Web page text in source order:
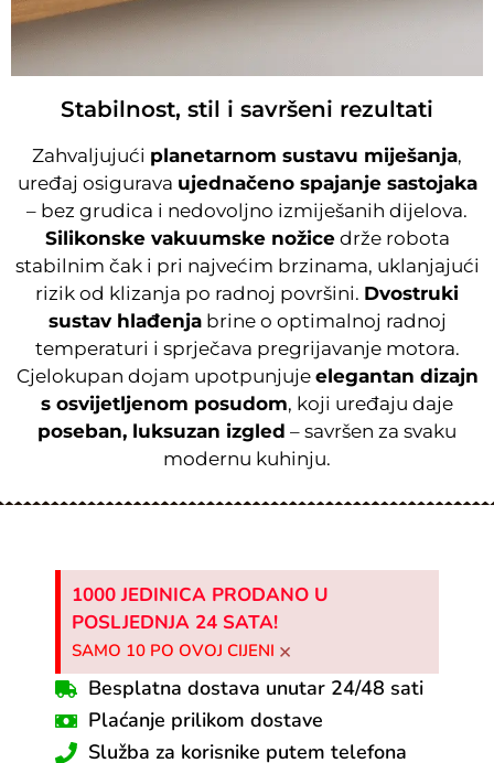
Stabilnost, stil i savršeni rezultati
Zahvaljujući planetarnom sustavu miješanja,
uređaj osigurava ujednačeno spajanje sastojaka
– bez grudica i nedovoljno izmiješanih dijelova.
Silikonske vakuumske nožicedrže robota
stabilnim čak i pri najvećim brzinama, uklanjajući
rizik od klizanja po radnoj površini. Dvostruki
sustav hlađenjabrine o optimalnoj radnoj
temperaturi i sprječava pregrijavanje motora.
Cjelokupan dojam upotpunjuje elegantan dizajn
s osvijetljenom posudom, koji uređaju daje
poseban, luksuzan izgled – savršen za svaku
modernu kuhinju.
1000 JEDINICA PRODANO U
POSLJEDNJA 24 SATA!
SAMO 10 PO OVOJ CIJENI ×
Besplatna dostava unutar 24/48 sati
Plaćanje prilikom dostave
Služba za korisnike putem telefona